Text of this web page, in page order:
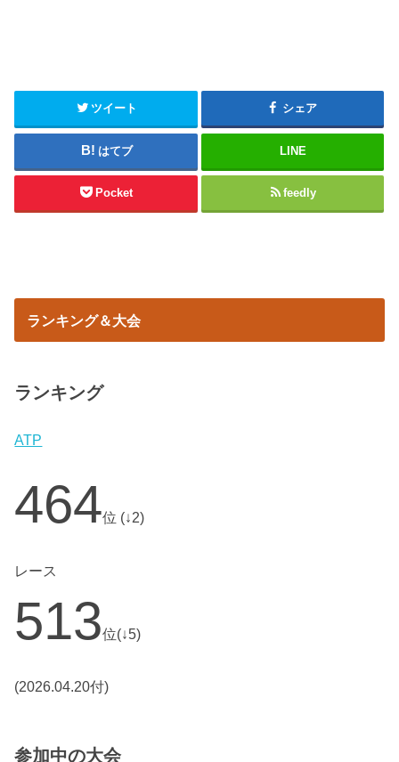
ツイート シェア
はてブ LINE
Pocket feedly
ランキング＆大会
ランキング
ATP
464位 (↓2)
レース
513位(↓5)
(2026.04.20付)
参加中の大会